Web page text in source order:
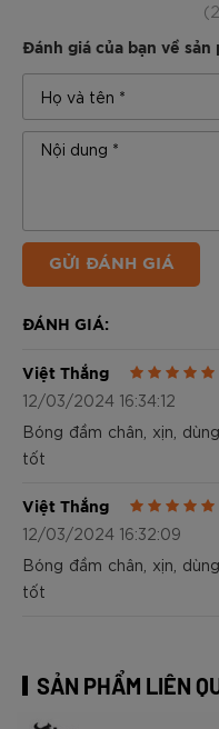
Đánh giá của bạn về sản
GỬI ĐÁNH GIÁ
ĐÁNH GIÁ:
Việt Thắng
12/03/2024 16:34:12
Bóng đầm chân, xịn,
tốt
Việt Thắng
12/03/2024 16:32:09
Bóng đầm chân, xịn,
tốt
SẢN PHẨM LIÊN